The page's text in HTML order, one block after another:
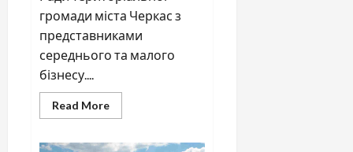
громади міста Черкас з
представниками
середнього та малого
бізнесу....
Read MoreRead
more
Черкас